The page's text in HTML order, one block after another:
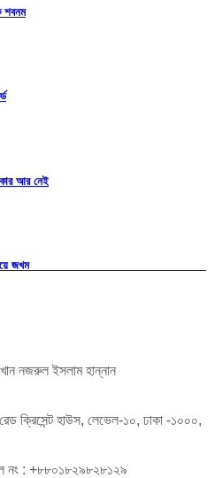
শবনম
আর নেই
স্বামী-স্ত্রীকে পিটিয়ে জখম
নজরুল ইসলাম হান্নান
ক্রিসেন্ট হাউস, লেভেল-১০, ঢাকা -১০০০,
নং : +৮৮০১৮২৯৮২৮১২৯